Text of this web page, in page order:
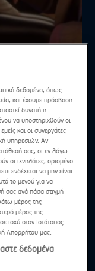
12
δεδομένα, όπως
και έχουμε πρόσβαση
δυνατή η
να υποστηριχθούν οι
και οι συνεργάτες
υπηρεσιών. Αν
σας, οι εν λόγω
οι ιχνηλάτες, ορισμένο
ενδέχεται να μην είναι
το μενού για να
σας ανά πάσα στιγμή
μέρος της
μέρος της
ισχύ στον Ιστότοπος.
Απορρήτου μας.
δεδομένα